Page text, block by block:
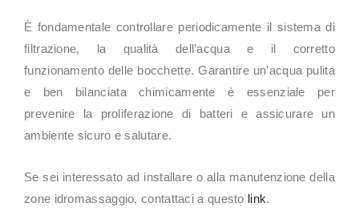
È fondamentale controllare periodicamente il sistema di
filtrazione, la qualità dell’acqua e il corretto
funzionamento delle bocchette. Garantire un’acqua pulita
e ben bilanciata chimicamente è essenziale per
prevenire la proliferazione di batteri e assicurare un
ambiente sicuro e salutare.
Se sei interessato ad installare o alla manutenzione della
zone idromassaggio, contattaci a questo link.